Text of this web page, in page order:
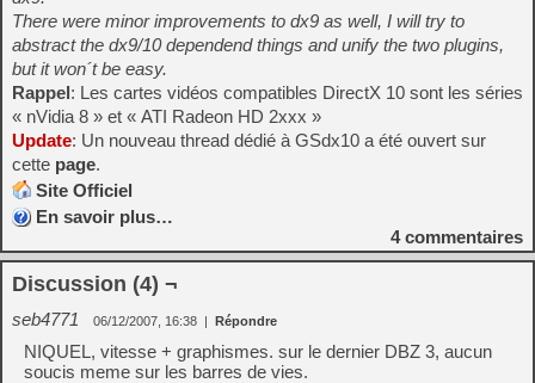
There were minor improvements to dx9 as well, I will try to
abstract the dx9/10 dependend things and unify the two plugins,
but it won´t be easy.
Rappel: Les cartes vidéos compatibles DirectX 10 sont les séries
« nVidia 8 » et « ATI Radeon HD 2xxx »
Update: Un nouveau thread dédié à GSdx10 a été ouvert sur
cette page.
Site Officiel
En savoir plus…
4commentaires
Discussion (4) ¬
seb4771 06/12/2007, 16:38 | Répondre
NIQUEL, vitesse + graphismes. sur le dernier DBZ 3, aucun
soucis meme sur les barres de vies.